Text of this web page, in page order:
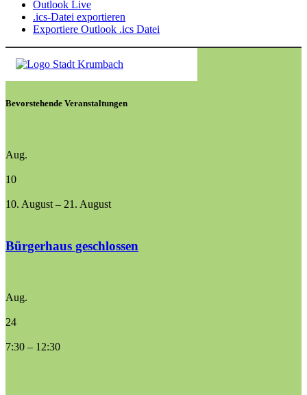
Outlook Live
.ics-Datei exportieren
Exportiere Outlook .ics Datei
Bevorstehende Veranstaltungen
Aug.
10
10. August – 21. August
Bürgerhaus geschlossen
Aug.
24
7:30 – 12:30